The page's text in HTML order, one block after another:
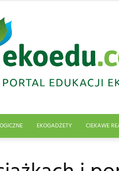
EKOGADŻETY CIEKAWE